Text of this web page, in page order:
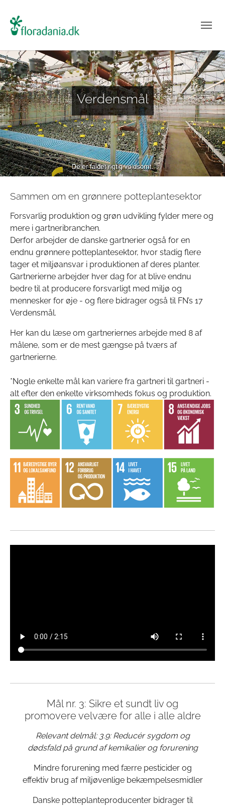
Verdensmål
Sammen om en grønnere potteplantesektor
Forsvarlig produktion og grøn udvikling fylder mere og
mere i gartneribranchen.
Derfor arbejder de danske gartnerier også for en
endnu grønnere potteplantesektor, hvor stadig flere
tager et miljøansvar i produktionen af deres planter.
Gartnerierne arbejder hver dag for at blive endnu
bedre til at producere forsvarligt med miljø og
mennesker for øje - og flere bidrager også til FN’s 17
Verdensmål.
Her kan du læse om gartneriernes arbejde med 8 af
målene, som er de mest gængse på tværs af
gartnerierne.
*Nogle enkelte mål kan variere fra gartneri til gartneri -
alt efter den enkelte virksomheds fokus og produktion.
Mål nr. 3: Sikre et sundt liv og
promovere velvære for alle i alle aldre
Relevant delmål: 3.9: Reducér sygdom og
dødsfald på grund af kemikalier og forurening
Mindre forurening med færre pesticider og
effektiv brug af miljøvenlige bekæmpelsesmidler
Danske potteplanteproducenter bidrager til